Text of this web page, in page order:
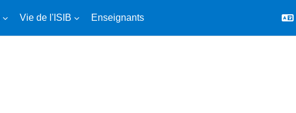
Vie de l'ISIB Enseignants